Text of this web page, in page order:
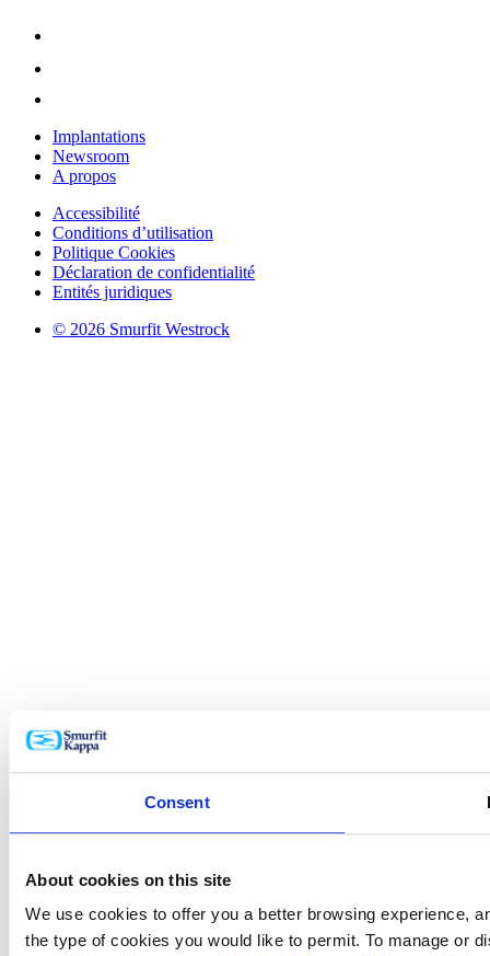
Consent
About cookies on this site
We use cookies to offer you a better browsing experience,
the type of cookies you would like to permit. To manage or
Implantations
Newsroom
A propos
Accessibilité
Conditions d’utilisation
Politique Cookies
Déclaration de confidentialité
Entités juridiques
© 2026 Smurfit Westrock